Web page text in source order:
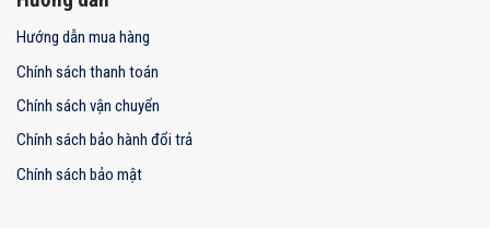
Hướng dẫn mua hàng
Chính sách thanh toán
Chính sách vận chuyển
Chính sách bảo hành đổi trả
Chính sách bảo mật